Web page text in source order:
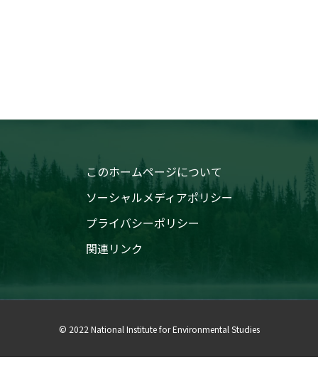
このホームページについて
ソーシャルメディアポリシー
プライバシーポリシー
関連リンク
© 2022 National Institute for Environmental Studies